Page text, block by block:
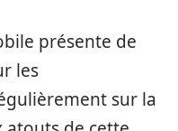
présente de
les
sur la